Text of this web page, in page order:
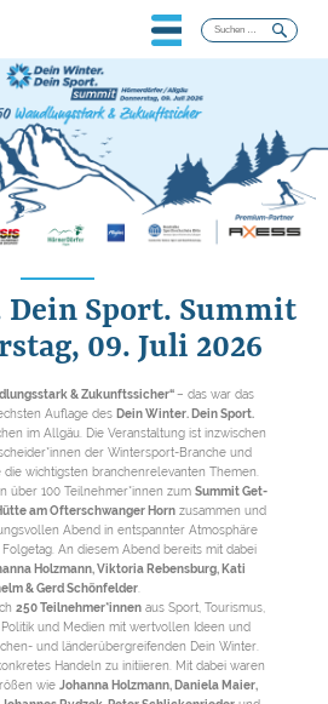
Suchen
nach:
Sport. Summit
09. Juli 2026
& Zukunftssicher“– das war das
Auflage des Dein Winter. Dein Sport.
im Allgäu. Die Veranstaltung ist inzwischen
der Wintersport-Branche und
wichtigsten branchenrelevanten Themen.
über 100 Teilnehmer*innen zum Summit Get-
am Ofterschwanger Hornzusammen und
Abend in entspannter Atmosphäre
An diesem Abend bereits mit dabei
Holzmann, Viktoria Rebensburg, Kati
& Gerd Schönfelder
250 Teilnehmer*innen aus Sport, Tourismus,
und Medien mit wertvollen Ideen und
und länderübergreifenden Dein Winter.
Handeln zu initiieren. Mit dabei waren
wie Johanna Holzmann, Daniela Maier,